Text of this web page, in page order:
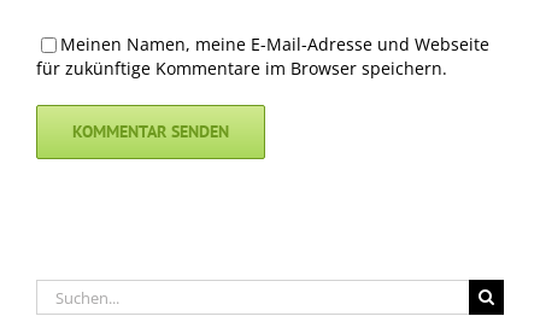
Meinen Namen, meine E-Mail-Adresse und Webseite
für zukünftige Kommentare im Browser speichern.
Suche
nach: